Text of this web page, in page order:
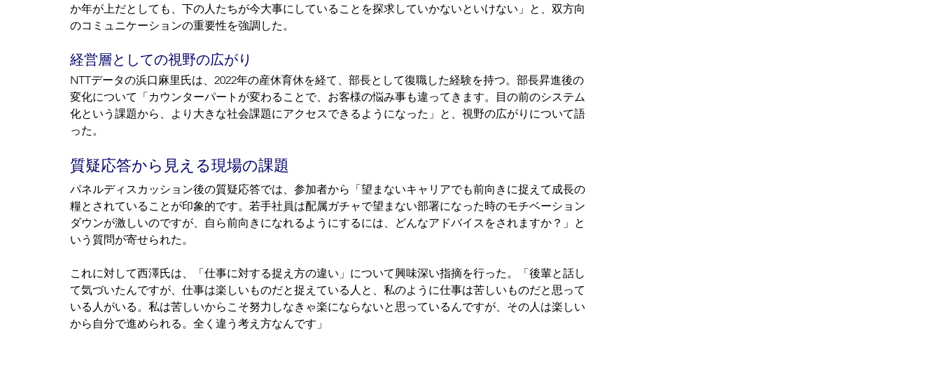
か年が上だとしても、下の人たちが今大事にしていることを探求していかないといけない」と、双方向
のコミュニケーションの重要性を強調した。
経営層としての視野の広がり
NTTデータの浜口麻里氏は、2022年の産休育休を経て、部長として復職した経験を持つ。部長昇進後の
変化について「カウンターパートが変わることで、お客様の悩み事も違ってきます。目の前のシステム
化という課題から、より大きな社会課題にアクセスできるようになった」と、視野の広がりについて語
った。
質疑応答から見える現場の課題
パネルディスカッション後の質疑応答では、参加者から「望まないキャリアでも前向きに捉えて成長の
糧とされていることが印象的です。若手社員は配属ガチャで望まない部署になった時のモチベーション
ダウンが激しいのですが、自ら前向きになれるようにするには、どんなアドバイスをされますか？」と
いう質問が寄せられた。
これに対して西澤氏は、「仕事に対する捉え方の違い」について興味深い指摘を行った。「後輩と話し
て気づいたんですが、仕事は楽しいものだと捉えている人と、私のように仕事は苦しいものだと思って
いる人がいる。私は苦しいからこそ努力しなきゃ楽にならないと思っているんですが、その人は楽しい
から自分で進められる。全く違う考え方なんです」